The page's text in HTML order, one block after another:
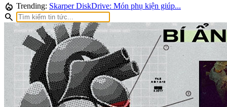
local_fire_department Trending: Skarper DiskDrive: Món phụ kiện giúp...
search